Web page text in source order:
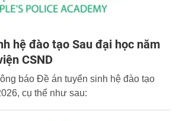
hệ đào tạo Sau đại học năm
CSND
báo Đề án tuyển sinh hệ đào tạo
cụ thể như sau: